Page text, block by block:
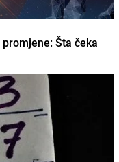
Šta čeka